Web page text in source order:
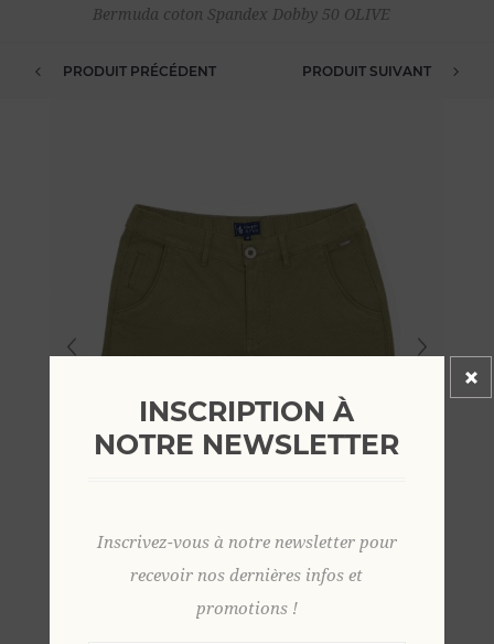
Bermuda coton Spandex Dobby 50 OLIVE
PRODUIT PRÉCÉDENT PRODUIT SUIVANT
INSCRIPTION À
NOTRE NEWSLETTER
Inscrivez-vous à notre newsletter pour
recevoir nos dernières infos et
promotions !